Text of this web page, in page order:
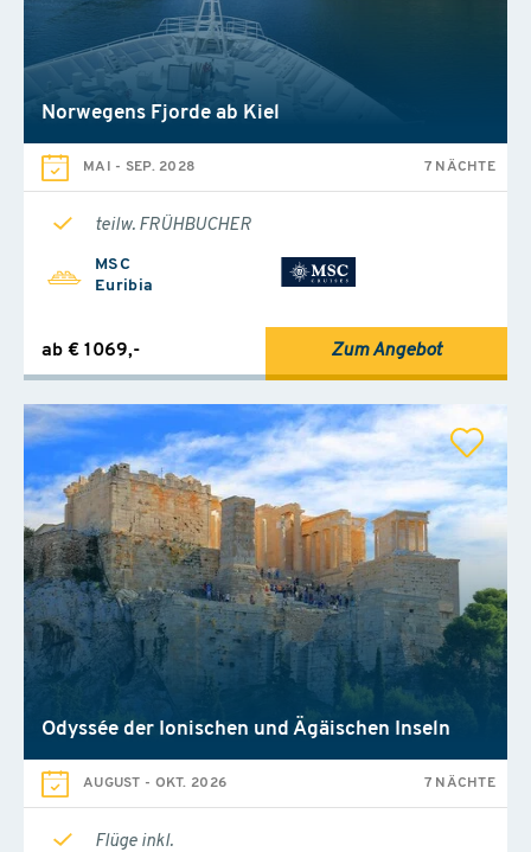
Norwegens Fjorde ab Kiel
MAI - SEP. 2028 7 NÄCHTE
teilw. FRÜHBUCHER
MSC
Euribia
ab € 1069,- Zum Angebot
Odyssée der Ionischen und Ägäischen Inseln
AUGUST - OKT. 2026 7 NÄCHTE
Flüge inkl.